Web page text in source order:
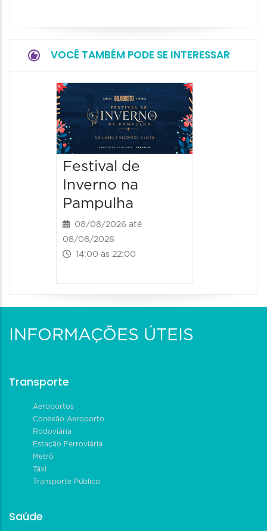
VOCÊ TAMBÉM PODE SE INTERESSAR
Festival de
Inverno na
Pampulha
08/08/2026 até
08/08/2026
14:00 às 22:00
INFORMAÇÕES ÚTEIS
Transporte
Aeroportos
Conexão Aeroporto
Rodoviária
Estação Ferroviária
Metrô
Táxi
Transporte Público
Saúde